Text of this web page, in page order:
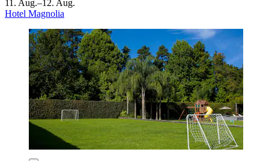
11. Aug.–12. Aug.
Hotel Magnolia